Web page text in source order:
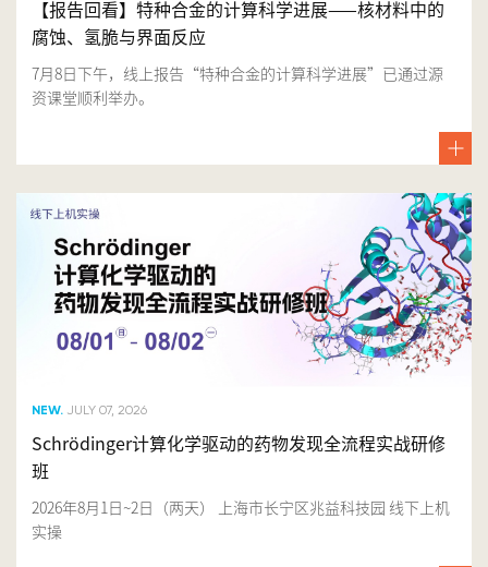
【报告回看】特种合金的计算科学进展——核材料中的
腐蚀、氢脆与界面反应
7月8日下午，线上报告“特种合金的计算科学进展”已通过源
资课堂顺利举办。
NEW. JULY 07, 2026
Schrödinger计算化学驱动的药物发现全流程实战研修
班
2026年8月1日~2日（两天） 上海市长宁区兆益科技园 线下上机
实操